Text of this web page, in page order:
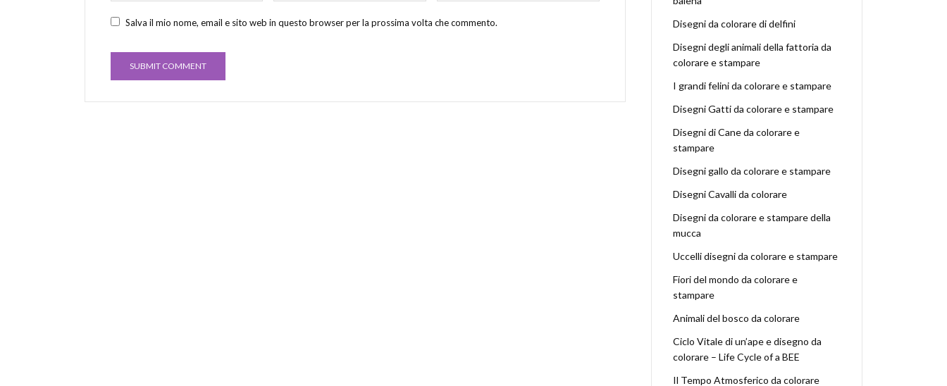
Salva il mio nome, email e sito web in questo browser per la prossima volta che commento.
Disegni da colorare di delfini
Disegni degli animali della fattoria da
colorare e stampare
I grandi felini da colorare e stampare
Disegni Gatti da colorare e stampare
Disegni di Cane da colorare e
stampare
Disegni gallo da colorare e stampare
Disegni Cavalli da colorare
Disegni da colorare e stampare della
mucca
Uccelli disegni da colorare e stampare
Fiori del mondo da colorare e
stampare
Animali del bosco da colorare
Ciclo Vitale di un’ape e disegno da
colorare – Life Cycle of a BEE
Il Tempo Atmosferico da colorare